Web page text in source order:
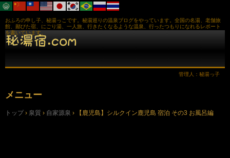
おふろの申し子、秘湯っこです。秘湯巡りの温泉ブログをやっています。全国の名湯、老舗旅
館、鄙びた宿、にごり湯、一人旅、行きたくなるような温泉、行ったつもりになれるレポート
を書いています。
管理人：秘湯っ子
メニュー
ン
トップ › 泉質 › 自家源泉 › 【鹿児島】シルクイン鹿児島 宿泊 その3 お風呂編